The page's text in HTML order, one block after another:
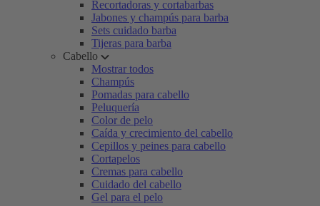
Recortadoras y cortabarbas
Jabones y champús para barba
Sets cuidado barba
Tijeras para barba
Cabello
Mostrar todos
Champús
Pomadas para cabello
Peluquería
Color de pelo
Caída y crecimiento del cabello
Cepillos y peines para cabello
Cortapelos
Cremas para cabello
Cuidado del cabello
Gel para el pelo